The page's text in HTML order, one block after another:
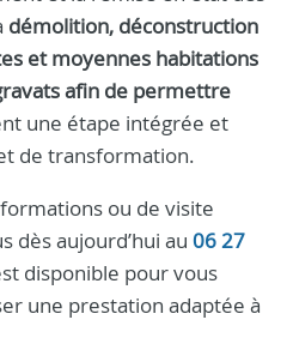
démolition, déconstruction
et moyennes habitations
afin de permettre
une étape intégrée et
de transformation.
ou de visite
dès aujourd’hui au 06 27
disponible pour vous
une prestation adaptée à